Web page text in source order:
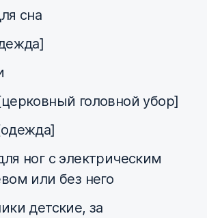
сна
головной убор]
ног с электрическим
или без него
детские, за